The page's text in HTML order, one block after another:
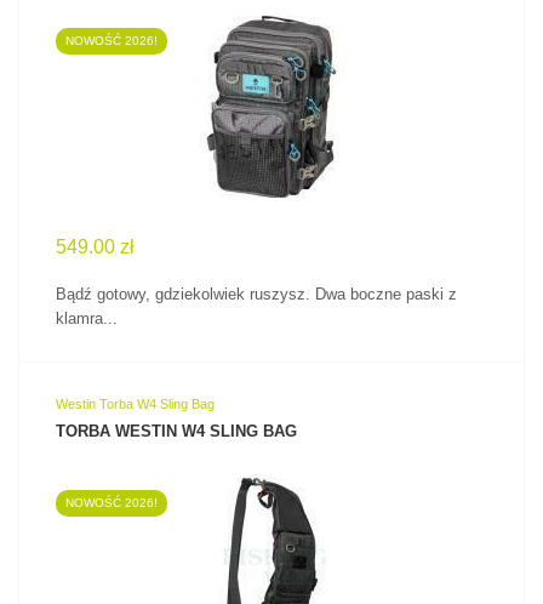
ZOBACZ PRODUKT
NOWOŚĆ 2026!
549.00 zł
Bądź gotowy, gdziekolwiek ruszysz. Dwa boczne paski z
klamra...
Westin Torba W4 Sling Bag
TORBA WESTIN W4 SLING BAG
ZOBACZ PRODUKT
NOWOŚĆ 2026!